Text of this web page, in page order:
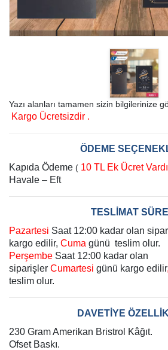
Yazı alanları tamamen sizin bilgilerinize
Kargo Ücretsizdir .
ÖDEME
Kapıda Ödeme ( 10 TL Ek Ücret
Havale – Eft
TESLİMAT
Pazartesi Saat 12:00 kadar olan
kargo edilir, Cuma günü teslim olur.
Perşembe Saat 12:00 kadar olan
siparişler Cumartesi günü kargo edilir
teslim olur.
DAVETİYE
230 Gram Amerikan Bristrol Kâğıt.
Ofset Baskı.